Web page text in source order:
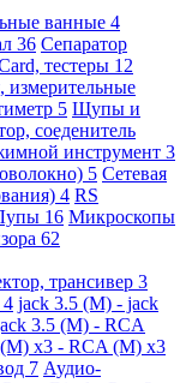
ванные 4
36 Сепаратор
тестеры 12
измерительные
5 Щупы и
соеденитель
инструмент 3
5 Сетевая
4 RS
16 Микроскопы
62
трансивер 3
4 jack 3.5 (M) - jack
3.5 (M) - RCA
x3 - RCA (M) x3
7 Аудио-